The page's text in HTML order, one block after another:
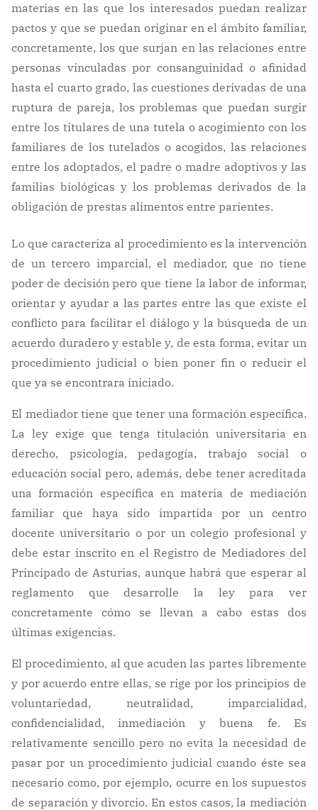
materias en las que los interesados puedan realizar
pactos y que se puedan originar en el ámbito familiar,
concretamente, los que surjan en las relaciones entre
personas vinculadas por consanguinidad o afinidad
hasta el cuarto grado, las cuestiones derivadas de una
ruptura de pareja, los problemas que puedan surgir
entre los titulares de una tutela o acogimiento con los
familiares de los tutelados o acogidos, las relaciones
entre los adoptados, el padre o madre adoptivos y las
familias biológicas y los problemas derivados de la
obligación de prestas alimentos entre parientes.
Lo que caracteriza al procedimiento es la intervención
de un tercero imparcial, el mediador, que no tiene
poder de decisión pero que tiene la labor de informar,
orientar y ayudar a las partes entre las que existe el
conflicto para facilitar el diálogo y la búsqueda de un
acuerdo duradero y estable y, de esta forma, evitar un
procedimiento judicial o bien poner fin o reducir el
que ya se encontrara iniciado.
El mediador tiene que tener una formación específica.
La ley exige que tenga titulación universitaria en
derecho, psicología, pedagogía, trabajo social o
educación social pero, además, debe tener acreditada
una formación específica en materia de mediación
familiar que haya sido impartida por un centro
docente universitario o por un colegio profesional y
debe estar inscrito en el Registro de Mediadores del
Principado de Asturias, aunque habrá que esperar al
reglamento que desarrolle la ley para ver
concretamente cómo se llevan a cabo estas dos
últimas exigencias.
El procedimiento, al que acuden las partes libremente
y por acuerdo entre ellas, se rige por los principios de
voluntariedad, neutralidad, imparcialidad,
confidencialidad, inmediación y buena fe. Es
relativamente sencillo pero no evita la necesidad de
pasar por un procedimiento judicial cuando éste sea
necesario como, por ejemplo, ocurre en los supuestos
de separación y divorcio. En estos casos, la mediación